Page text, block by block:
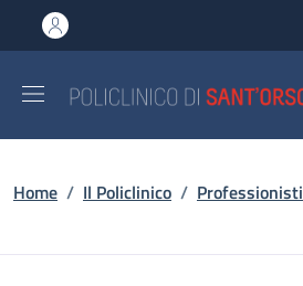
al contenuto principale
to footer content
Briciole di pane
Home / Il Policlinico / Professionisti